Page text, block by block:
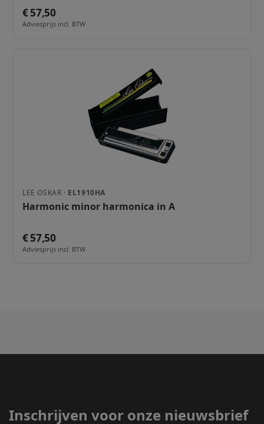
€ 57,50
Adviesprijs incl. BTW
LEE OSKAR · EL1910HA
Harmonic minor harmonica in A
€ 57,50
Adviesprijs incl. BTW
Inschrijven voor onze nieuwsbrief